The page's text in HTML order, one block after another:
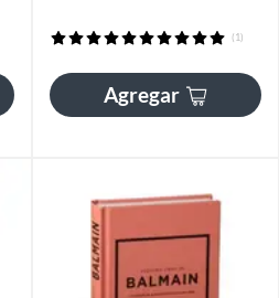
(1)
Agregar